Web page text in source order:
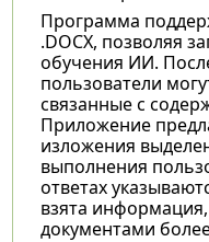
Программа
.DOCX, позволяя
обучения ИИ.
пользователи
связанные с
Приложение
изложения
выполнения
ответах
взята
документами